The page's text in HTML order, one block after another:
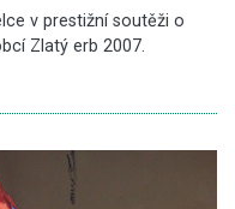
v prestižní soutěži o
Zlatý erb 2007.